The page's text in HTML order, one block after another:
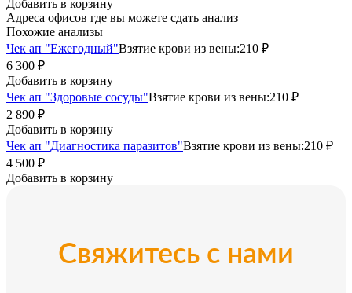
Добавить в корзину
Адреса офисов где вы можете сдать анализ
Похожие анализы
Чек ап "Ежегодный"Взятие крови из вены:210 ₽
6 300 ₽
Добавить в корзину
Чек ап "Здоровые сосуды"Взятие крови из вены:210 ₽
2 890 ₽
Добавить в корзину
Чек ап "Диагностика паразитов"Взятие крови из вены:210 ₽
4 500 ₽
Добавить в корзину
Свяжитесь с нами